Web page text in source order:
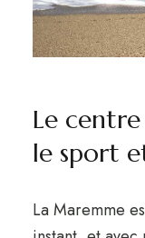
Le
le sport
La Maremme